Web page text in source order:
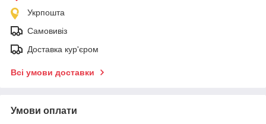
Укрпошта
Самовивіз
Доставка кур'єром
Всі умови доставки
Умови оплати